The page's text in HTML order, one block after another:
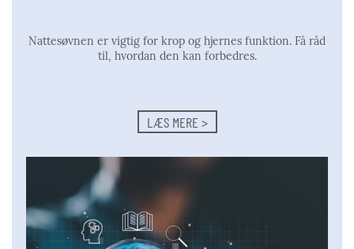
Nattesøvnen er vigtig for krop og hjernes funktion. Få råd
til, hvordan den kan forbedres.
LÆS MERE >